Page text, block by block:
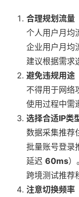
合理规划流量
个人用户月均
企业用户月均
建议根据需求
避免违规用途
不得用于网络
使用过程中需
选择合适IP类
数据采集推荐
批量账号登录
延迟 60ms）。
跨境测试推荐
注意切换频率